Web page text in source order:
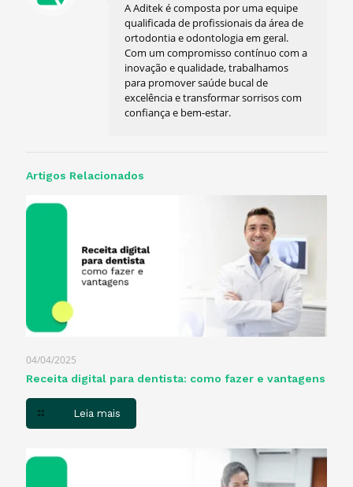
A Aditek é composta por uma equipe
qualificada de profissionais da área de
ortodontia e odontologia em geral.
Com um compromisso contínuo com a
inovação e qualidade, trabalhamos
para promover saúde bucal de
excelência e transformar sorrisos com
confiança e bem-estar.
Artigos Relacionados
04/04/2025
Receita digital para dentista​: como fazer e vantagens
Leia mais